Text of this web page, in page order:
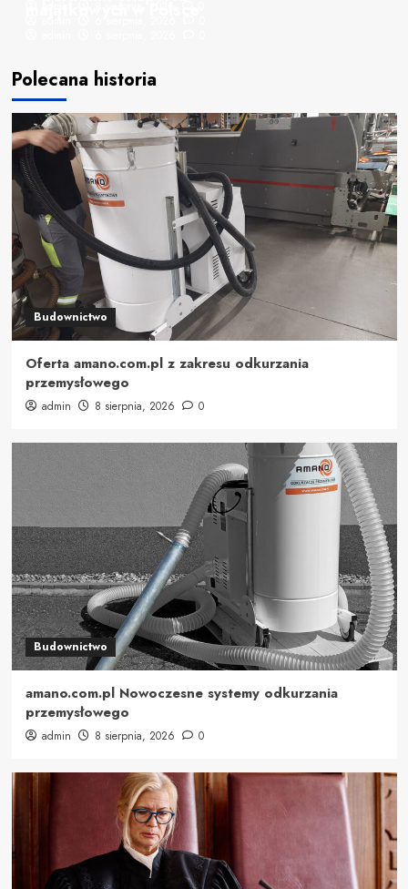
Polecana historia
Budownictwo
Oferta amano.com.pl z zakresu odkurzania
przemysłowego
admin 8 sierpnia, 2026 0
Budownictwo
amano.com.pl Nowoczesne systemy odkurzania
przemysłowego
admin 8 sierpnia, 2026 0